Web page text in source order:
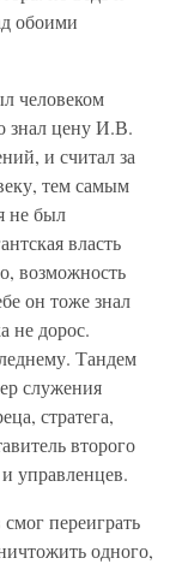
обоими
человеком
знал цену И.В.
и считал за
тем самым
не был
власть
возможность
он тоже знал
не дорос.
Тандем
служения
стратега,
второго
управленцев.
переиграть
одного,